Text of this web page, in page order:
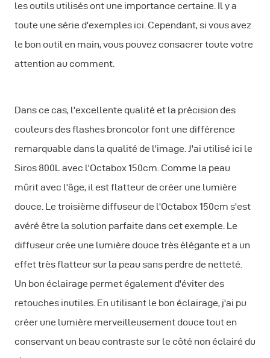
les outils utilisés ont une importance certaine. Il y a
toute une série d'exemples ici. Cependant, si vous avez
le bon outil en main, vous pouvez consacrer toute votre
attention au comment.
Dans ce cas, l'excellente qualité et la précision des
couleurs des flashes broncolor font une différence
remarquable dans la qualité de l'image. J'ai utilisé ici le
Siros 800L avec l'Octabox 150cm. Comme la peau
mûrit avec l'âge, il est flatteur de créer une lumière
douce. Le troisième diffuseur de l'Octabox 150cm s'est
avéré être la solution parfaite dans cet exemple. Le
diffuseur crée une lumière douce très élégante et a un
effet très flatteur sur la peau sans perdre de netteté.
Un bon éclairage permet également d'éviter des
retouches inutiles. En utilisant le bon éclairage, j'ai pu
créer une lumière merveilleusement douce tout en
conservant un beau contraste sur le côté non éclairé du